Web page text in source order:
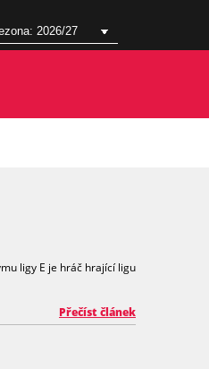
ligy E je hráč hrající ligu
Přečíst článek